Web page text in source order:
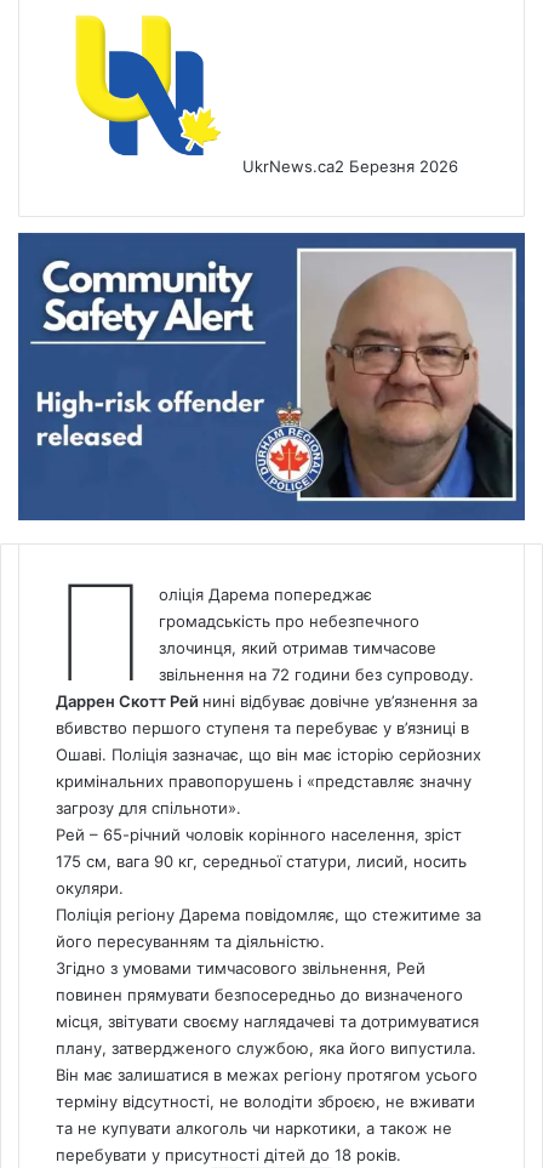
UkrNews.ca2 Березня 2026
П
оліція Дарема попереджає
громадськість про небезпечного
злочинця, який отримав тимчасове
звільнення на 72 години без супроводу.
Даррен Скотт Рей нині відбуває довічне ув’язнення за
вбивство першого ступеня та перебуває у в’язниці в
Ошаві. Поліція зазначає, що він має історію серйозних
кримінальних правопорушень і «представляє значну
загрозу для спільноти».
Рей – 65-річний чоловік корінного населення, зріст
175 см, вага 90 кг, середньої статури, лисий, носить
окуляри.
Поліція регіону Дарема повідомляє, що стежитиме за
його пересуванням та діяльністю.
Згідно з умовами тимчасового звільнення, Рей
повинен прямувати безпосередньо до визначеного
місця, звітувати своєму наглядачеві та дотримуватися
плану, затвердженого службою, яка його випустила.
Він має залишатися в межах регіону протягом усього
терміну відсутності, не володіти зброєю, не вживати
та не купувати алкоголь чи наркотики, а також не
перебувати у присутності дітей до 18 років.